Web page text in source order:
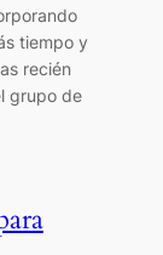
tiempo y
recién
grupo de